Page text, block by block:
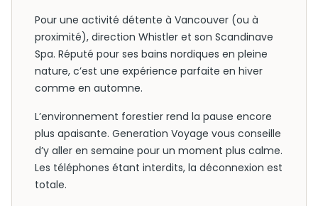
Pour une activité détente à Vancouver (ou à
proximité), direction Whistler et son Scandinave
Spa. Réputé pour ses bains nordiques en pleine
nature, c’est une expérience parfaite en hiver
comme en automne.
L’environnement forestier rend la pause encore
plus apaisante. Generation Voyage vous conseille
d’y aller en semaine pour un moment plus calme.
Les téléphones étant interdits, la déconnexion est
totale.